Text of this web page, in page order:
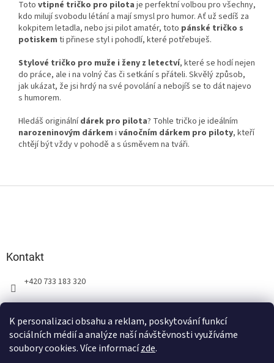
K personalizaci obsahu a reklam, poskytování funkcí
sociálních médií a analýze naší návštěvnosti využíváme
soubory cookies. Více informacízde.
Toto vtipné tričko pro pilota je perfektní volbou pro všechny,
kdo milují svobodu létání a mají smysl pro humor. Ať už sedíš za
kokpitem letadla, nebo jsi pilot amatér, toto pánské tričko s
potiskem ti přinese styl i pohodlí, které potřebuješ.
Stylové tričko pro muže i ženy z letectví, které se hodí nejen
do práce, ale i na volný čas či setkání s přáteli. Skvělý způsob,
jak ukázat, že jsi hrdý na své povolání a nebojíš se to dát najevo
s humorem.
Hledáš originálnídárek pro pilota? Tohle tričko je ideálním
narozeninovým dárkem i vánočním dárkem pro piloty, kteří
chtějí být vždy v pohodě a s úsměvem na tváři.
Kontakt
+420 733 183 320